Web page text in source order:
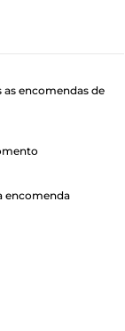
as encomendas de
encomenda